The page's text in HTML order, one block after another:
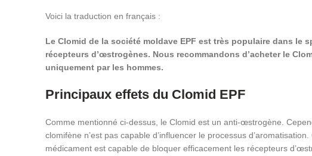
Voici la traduction en français :
Le Clomid de la société moldave EPF est très populaire dans
récepteurs d’œstrogènes. Nous recommandons d’acheter le
uniquement par les hommes.
Principaux effets du Clomid EPF
Comme mentionné ci-dessus, le Clomid est un anti-œstrogène.
clomifène n’est pas capable d’influencer le processus
médicament est capable de bloquer efficacement les récepteurs